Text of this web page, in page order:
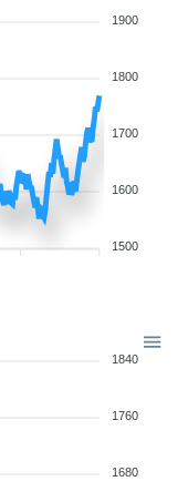
1900
1800
1700
1600
1500
1840
1760
1680